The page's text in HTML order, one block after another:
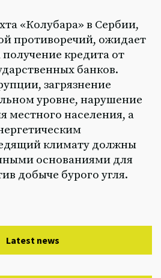
«Колубара» в Сербии,
противоречий, ожидает
кредита от
банков.
загрязнение
уровне, нарушение
местного населения, а
климату должны
основаниями для
добыче бурого угля.
Latest news